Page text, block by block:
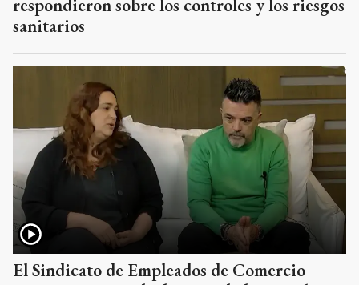
respondieron sobre los controles y los riesgos
sanitarios
El Sindicato de Empleados de Comercio